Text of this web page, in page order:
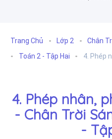
Trang Chủ Lớp 2
Chân
Toán 2 - Tập Hai
4. Phép
4. Phép nhân,
- Chân Trời
-